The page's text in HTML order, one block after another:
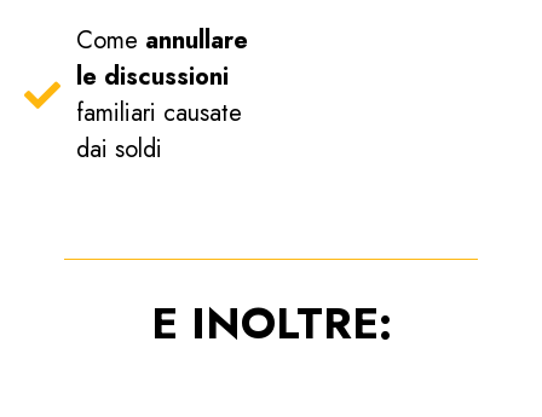
Come annullare
le discussioni
familiari causate
dai soldi
E INOLTRE: